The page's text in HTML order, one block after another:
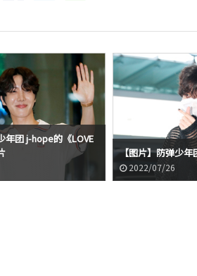
年团 j-hope的《LOVE
【图片】防弹少
2022/07/26